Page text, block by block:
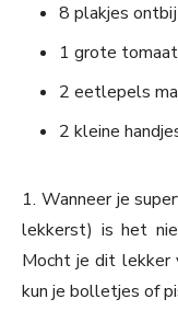
8 plakjes
1 grote tomaat
2 eetlepels
2 kleine
1. Wanneer je
lekkerst) is het
Mocht je dit lekker
kun je bolletjes of